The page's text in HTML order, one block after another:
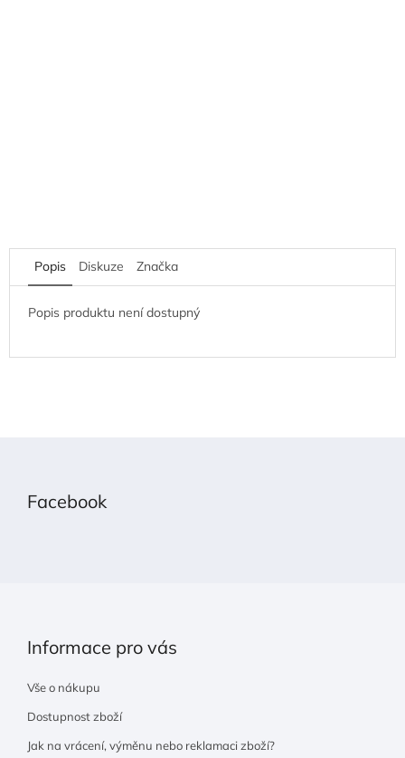
Popis Diskuze Značka
Popis produktu není dostupný
Facebook
Informace pro vás
Vše o nákupu
Dostupnost zboží
Jak na vrácení, výměnu nebo reklamaci zboží?